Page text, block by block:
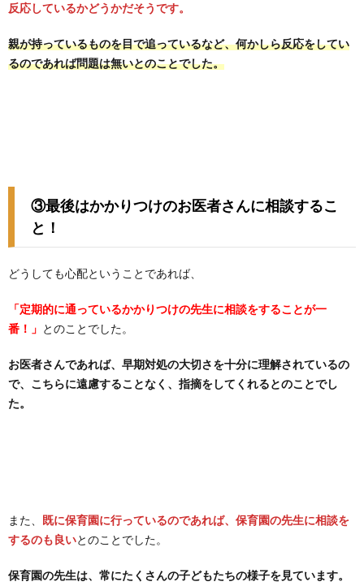
反応しているかどうかだそうです。
親が持っているものを目で追っているなど、何かしら反応をしてい
るのであれば問題は無いとのことでした。
③最後はかかりつけのお医者さんに相談するこ
と！
どうしても心配ということであれば、
「定期的に通っているかかりつけの先生に相談をすることが一
番！」 とのことでした。
お医者さんであれば、早期対処の大切さを十分に理解されているの
で、こちらに遠慮することなく、指摘をしてくれるとのことでし
た。
また、 既に保育園に行っているのであれば、保育園の先生に相談を
するのも良いとのことでした。
保育園の先生は、常にたくさんの子どもたちの様子を見ています。